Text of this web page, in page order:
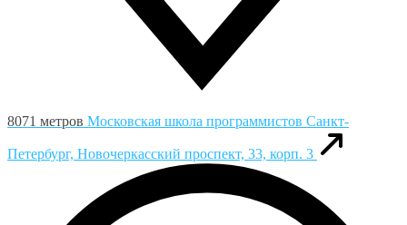
8071 метров Московская школа программистов Санкт-
Петербург, Новочеркасский проспект, 33, корп. 3